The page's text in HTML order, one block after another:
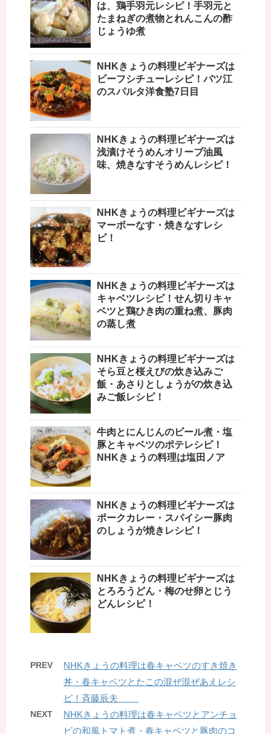
は、鶏手羽元レシピ！手羽元と
たまねぎの煮物とれんこんの酢
じょうゆ煮
NHKきょうの料理ビギナーズは
ビーフシチューレシピ！バツ江
のスパルタ洋食塾7日目
NHKきょうの料理ビギナーズは
浅漬けそうめんオリーブ油風
味、焼きなすそうめんレシピ！
NHKきょうの料理ビギナーズは
マーボーなす・焼きなすレシ
ピ！
NHKきょうの料理ビギナーズは
キャベツレシピ！せん切りキャ
ベツと鶏ひき肉の重ね煮、豚肉
の蒸し煮
NHKきょうの料理ビギナーズは
そら豆と桜えびの炊き込みご
飯・あさりとしょうがの炊き込
みご飯レシピ！
牛肉とにんじんのビール煮・塩
豚とキャベツのポテレシピ！
NHKきょうの料理は塩田ノア
NHKきょうの料理ビギナーズは
ポークカレー・スパイシー豚肉
のしょうが焼きレシピ！
NHKきょうの料理ビギナーズは
とろろうどん・梅のせ卵とじう
どんレシピ！
PREV
NHKきょうの料理は春キャベツのすき焼き
丼・春キャベツとたこの混ぜ混ぜあえレシ
ピ！斉藤辰夫
NEXT
NHKきょうの料理は春キャベツとアンチョ
ビの和風トマト煮・春キャベツと豚肉のコ